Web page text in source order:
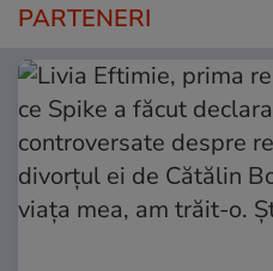
PARTENERI